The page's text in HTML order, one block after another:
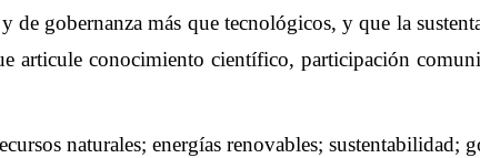
gobernanza más que tecnológicos, y que la
articule conocimiento científico, participación
naturales; energías renovables; sustentabilidad;